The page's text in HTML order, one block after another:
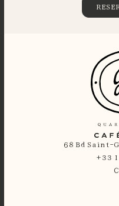
68 Bd Saint-
+33